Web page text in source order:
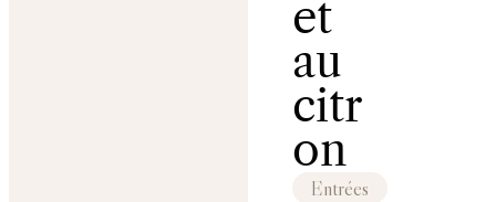
et
au
citr
on
Entrées